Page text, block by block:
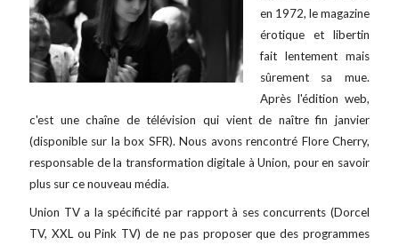
en 1972, le magazine
érotique et libertin
fait lentement mais
sûrement sa mue.
Après l'édition web,
c'est une chaîne de télévision qui vient de naître fin janvier
(disponible sur la box SFR). Nous avons rencontré Flore Cherry,
responsable de la transformation digitale à Union, pour en savoir
plus sur ce nouveau média.
Union TV a la spécificité par rapport à ses concurrents (Dorcel
TV, XXL ou Pink TV) de ne pas proposer que des programmes